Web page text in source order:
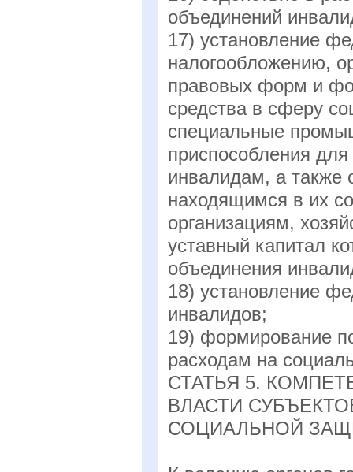
объединений
17) установление
налогообложению,
правовых форм и
средства в сферу
специальные
приспособления
инвалидам, а также
находящимся в их
организациям,
уставный капитал
объединения
18) установление
инвалидов;
19) формирование
расходам на
СТАТЬЯ 5.
ВЛАСТИ
СОЦИАЛЬНОЙ